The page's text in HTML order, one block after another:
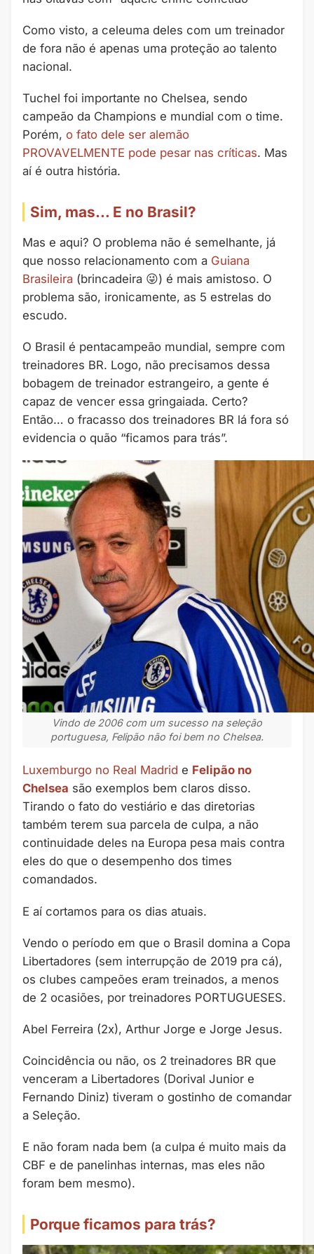
Como visto, a celeuma deles com um treinador
de fora não é apenas uma proteção ao talento
nacional.
Tuchel foi importante no Chelsea, sendo
campeão da Champions e mundial com o time.
Porém, o fato dele ser alemão
PROVAVELMENTE pode pesar nas críticas. Mas
aí é outra história.
Sim, mas… E no Brasil?
Mas e aqui? O problema não é semelhante, já
que nosso relacionamento com a Guiana
Brasileira (brincadeira 😜) é mais amistoso. O
problema são, ironicamente, as 5 estrelas do
escudo.
O Brasil é pentacampeão mundial, sempre com
treinadores BR. Logo, não precisamos dessa
bobagem de treinador estrangeiro, a gente é
capaz de vencer essa gringaiada. Certo?
Então… o fracasso dos treinadores BR lá fora só
evidencia o quão “ficamos para trás”.
Vindo de 2006 com um sucesso na seleção
portuguesa, Felipão não foi bem no Chelsea.
Luxemburgo no Real Madrid e Felipão no
Chelsea são exemplos bem claros disso.
Tirando o fato do vestiário e das diretorias
também terem sua parcela de culpa, a não
continuidade deles na Europa pesa mais contra
eles do que o desempenho dos times
comandados.
E aí cortamos para os dias atuais.
Vendo o período em que o Brasil domina a Copa
Libertadores (sem interrupção de 2019 pra cá),
os clubes campeões eram treinados, a menos
de 2 ocasiões, por treinadores PORTUGUESES.
Abel Ferreira (2x), Arthur Jorge e Jorge Jesus.
Coincidência ou não, os 2 treinadores BR que
venceram a Libertadores (Dorival Junior e
Fernando Diniz) tiveram o gostinho de comandar
a Seleção.
E não foram nada bem (a culpa é muito mais da
CBF e de panelinhas internas, mas eles não
foram bem mesmo).
Porque ficamos para trás?